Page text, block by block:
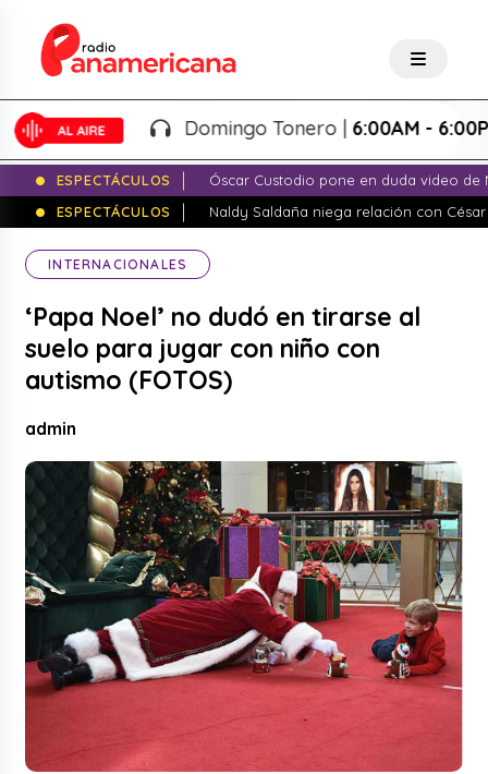
Domingo Tonero |6:00AM - 6:00PM
ESPECTÁCULOS
Óscar Custodio pone en duda video de
ESPECTÁCULOS
Naldy Saldaña niega relación con
INTERNACIONALES
‘Papa Noel’ no dudó en tirarse al
suelo para jugar con niño con
autismo (FOTOS)
admin